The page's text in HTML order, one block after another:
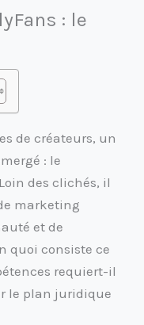
: le
de créateurs, un
: le
des clichés, il
marketing
et de
quoi consiste ce
requiert-il
le plan juridique